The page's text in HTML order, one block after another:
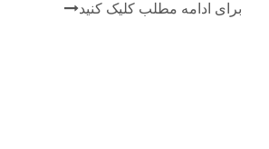
برای ادامه مطلب کلیک کنید